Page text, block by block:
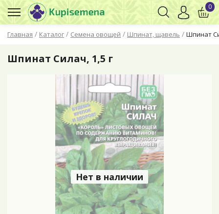
Главная / Каталог / Семена овощей / Шпинат, щавель / Шпинат
0
Шпинат Силач, 1,5 г
Нет в наличии